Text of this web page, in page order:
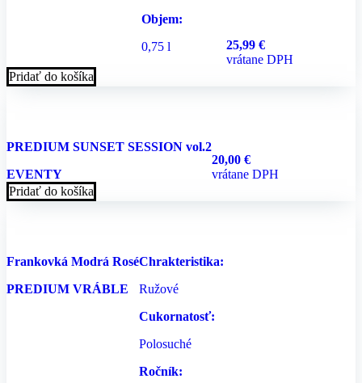
Objem:
0,75 l
25,99 €
vrátane DPH
Pridať do košíka
PREDIUM SUNSET SESSION vol.2
EVENTY
20,00 €
vrátane DPH
Pridať do košíka
Frankovká Modrá Rosé
PREDIUM VRÁBLE
Chrakteristika:
Ružové
Cukornatosť:
Polosuché
Ročník: